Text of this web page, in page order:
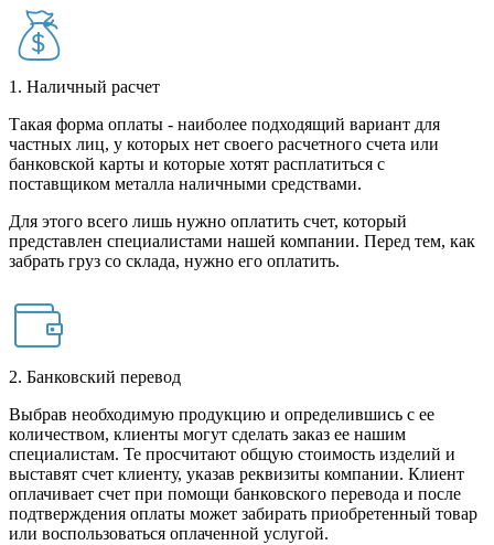
1. Наличный расчет
Такая форма оплаты - наиболее подходящий вариант для
частных лиц, у которых нет своего расчетного счета или
банковской карты и которые хотят расплатиться с
поставщиком металла наличными средствами.
Для этого всего лишь нужно оплатить счет, который
представлен специалистами нашей компании. Перед тем, как
забрать груз со склада, нужно его оплатить.
2. Банковский перевод
Выбрав необходимую продукцию и определившись с ее
количеством, клиенты могут сделать заказ ее нашим
специалистам. Те просчитают общую стоимость изделий и
выставят счет клиенту, указав реквизиты компании. Клиент
оплачивает счет при помощи банковского перевода и после
подтверждения оплаты может забирать приобретенный товар
или воспользоваться оплаченной услугой.